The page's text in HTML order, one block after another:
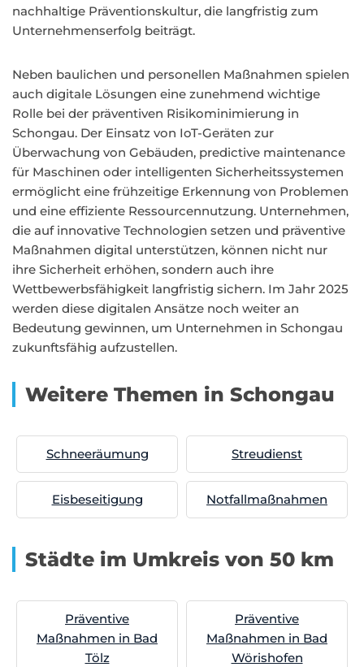
nachhaltige Präventionskultur, die langfristig zum
Unternehmenserfolg beiträgt.
Neben baulichen und personellen Maßnahmen spielen
auch digitale Lösungen eine zunehmend wichtige
Rolle bei der präventiven Risikominimierung in
Schongau. Der Einsatz von IoT-Geräten zur
Überwachung von Gebäuden, predictive maintenance
für Maschinen oder intelligenten Sicherheitssystemen
ermöglicht eine frühzeitige Erkennung von Problemen
und eine effiziente Ressourcennutzung. Unternehmen,
die auf innovative Technologien setzen und präventive
Maßnahmen digital unterstützen, können nicht nur
ihre Sicherheit erhöhen, sondern auch ihre
Wettbewerbsfähigkeit langfristig sichern. Im Jahr 2025
werden diese digitalen Ansätze noch weiter an
Bedeutung gewinnen, um Unternehmen in Schongau
zukunftsfähig aufzustellen.
Weitere Themen in Schongau
Schneeräumung Streudienst
Eisbeseitigung Notfallmaßnahmen
Städte im Umkreis von 50 km
Präventive
Maßnahmen in Bad
Tölz
Präventive
Maßnahmen in Bad
Wörishofen